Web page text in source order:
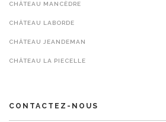
CHÂTEAU MANCÈDRE
CHÂTEAU LABORDE
CHÂTEAU JEANDEMAN
CHÂTEAU LA PIECELLE
CONTACTEZ-NOUS